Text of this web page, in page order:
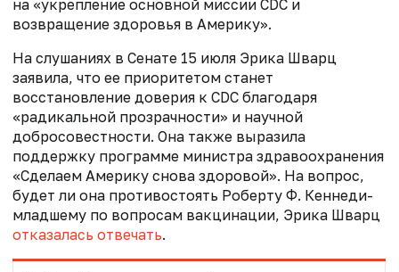
на «укрепление основной миссии CDC и
возвращение здоровья в Америку».
На слушаниях в Сенате 15 июля Эрика Шварц
заявила, что ее приоритетом станет
восстановление доверия к CDC благодаря
«радикальной прозрачности» и научной
добросовестности. Она также выразила
поддержку программе министра здравоохранения
«Сделаем Америку снова здоровой». На вопрос,
будет ли она противостоять Роберту Ф. Кеннеди-
младшему по вопросам вакцинации, Эрика Шварц
отказалась отвечать.